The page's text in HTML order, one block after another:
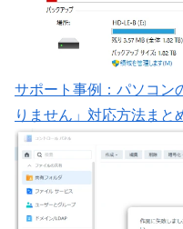
サポート事例：パソコン
りません」対応方法まと